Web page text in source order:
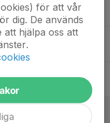
för att vår
dig. De används
hjälpa oss att